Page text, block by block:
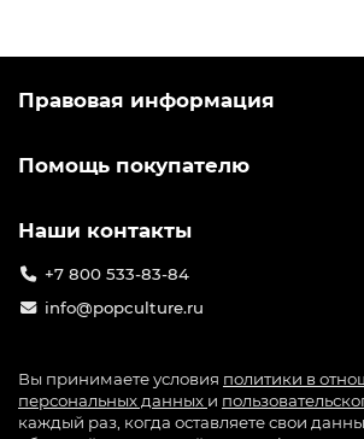
Правовая информация
Помощь покупателю
Наши контакты
+7 800 533-83-84
info@popculture.ru
Вы принимаете условия политики в
персональных данных и
каждый раз, когда оставляете свои